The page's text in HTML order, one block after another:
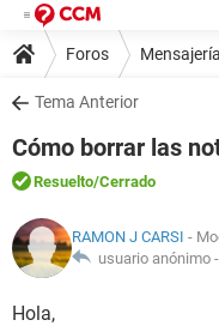
Foros
Tema Anterior
Cómo borrar las
Resuelto/Cerrado
RAMON J CARSI -
usuario anónimo -
Hola,